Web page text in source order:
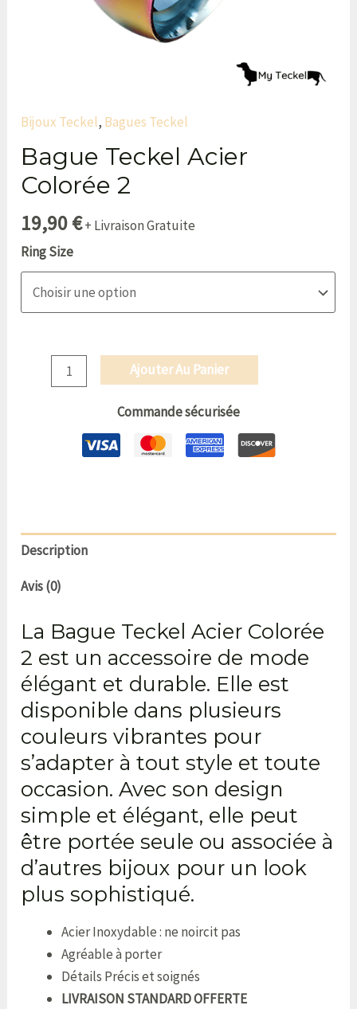
Bijoux Teckel, Bagues Teckel
Bague Teckel Acier
Colorée 2
19,90€+ Livraison Gratuite
Ring Size
Ajouter Au Panier
Commande sécurisée
Description
Avis (0)
La Bague Teckel Acier Colorée
2 est un accessoire de mode
élégant et durable. Elle est
disponible dans plusieurs
couleurs vibrantes pour
s’adapter à tout style et toute
occasion. Avec son design
simple et élégant, elle peut
être portée seule ou associée à
d’autres bijoux pour un look
plus sophistiqué.
Acier Inoxydable : ne noircit pas
Agréable à porter
Détails Précis et soignés
LIVRAISON STANDARD OFFERTE